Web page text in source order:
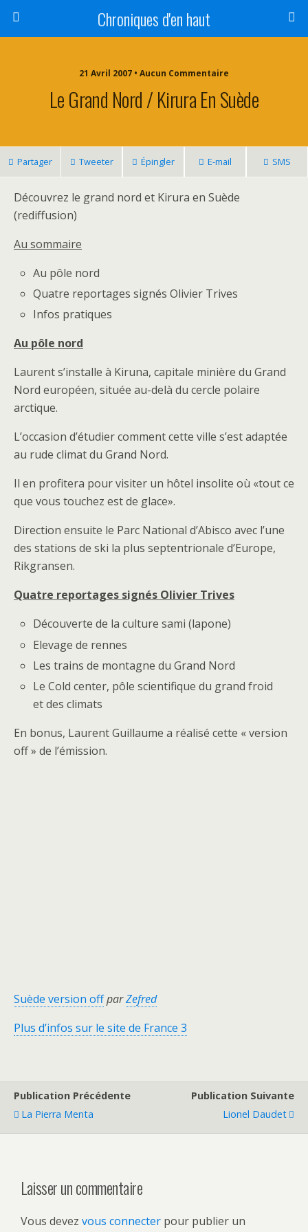
Chroniques d'en haut
21 Avril 2007 • Aucun Commentaire
Le Grand Nord / Kirura En Suède
Partager Tweeter Épingler E-mail SMS
Découvrez le grand nord et Kirura en Suède
(rediffusion)
Au sommaire
Au pôle nord
Quatre reportages signés Olivier Trives
Infos pratiques
Au pôle nord
Laurent s’installe à Kiruna, capitale minière du Grand
Nord européen, située au-delà du cercle polaire
arctique.
L’occasion d’étudier comment cette ville s’est adaptée
au rude climat du Grand Nord.
Il en profitera pour visiter un hôtel insolite où «tout ce
que vous touchez est de glace».
Direction ensuite le Parc National d’Abisco avec l’une
des stations de ski la plus septentrionale d’Europe,
Rikgransen.
Quatre reportages signés Olivier Trives
Découverte de la culture sami (lapone)
Elevage de rennes
Les trains de montagne du Grand Nord
Le Cold center, pôle scientifique du grand froid
et des climats
En bonus, Laurent Guillaume a réalisé cette « version
off » de l’émission.
Suède version offparZefred
Plus d’infos sur le site de France 3
Publication Précédente
La Pierra Menta
Publication Suivante
Lionel Daudet
Laisser un commentaire
Vous devez vous connecter pour publier un